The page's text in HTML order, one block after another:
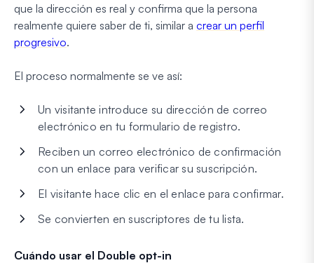
que la dirección es real y confirma que la persona
realmente quiere saber de ti, similar a crear un perfil
progresivo.
El proceso normalmente se ve así:
Un visitante introduce su dirección de correo
electrónico en tu formulario de registro.
Reciben un correo electrónico de confirmación
con un enlace para verificar su suscripción.
El visitante hace clic en el enlace para confirmar.
Se convierten en suscriptores de tu lista.
Cuándo usar el Double opt-in